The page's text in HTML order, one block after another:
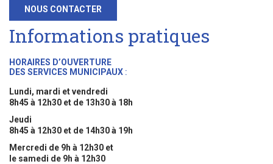
NOUS CONTACTER
Informations pratiques
HORAIRES D’OUVERTURE
DES SERVICES MUNICIPAUX :
Lundi, mardi et vendredi
8h45 à 12h30 et de 13h30 à 18h
Jeudi
8h45 à 12h30 et de 14h30 à 19h
Mercredi de 9h à 12h30 et
le samedi de 9h à 12h30